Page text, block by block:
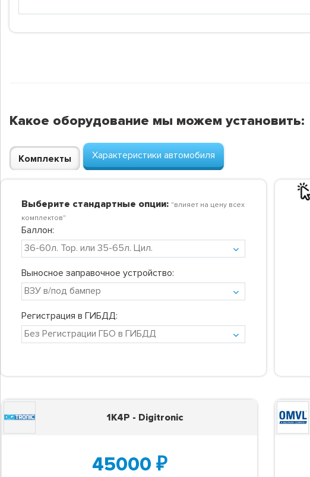
Какое оборудование мы можем установить:
Комплекты Характеристики автомобиля
Выберите стандартные опции: "влияет на цену всех
комплектов"
Баллон:
Выносное заправочное устройство:
Регистрация в ГИБДД:
1K4P - Digitronic
45000 ₽